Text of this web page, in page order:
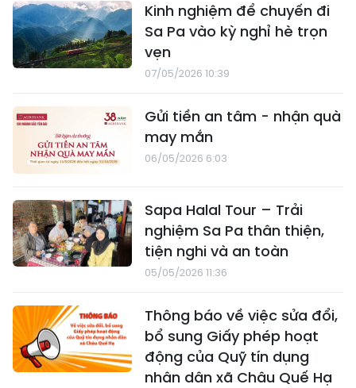
Kinh nghiệm để chuyến đi
Sa Pa vào kỳ nghỉ hè trọn
vẹn
07/05/2026 10:39
Gửi tiền an tâm - nhận quà
may mắn
06/05/2026 6:03
Sapa Halal Tour – Trải
nghiệm Sa Pa thân thiện,
tiện nghi và an toàn
05/05/2026 11:36
Thông báo về việc sửa đổi,
bổ sung Giấy phép hoạt
động của Quỹ tín dụng
nhân dân xã Châu Quế Hạ